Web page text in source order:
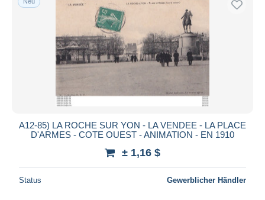
A12-85) LA ROCHE SUR YON - LA VENDEE - LA PLACE
D'ARMES - COTE OUEST - ANIMATION - EN 1910
± 1,16 $
Status Gewerblicher Händler